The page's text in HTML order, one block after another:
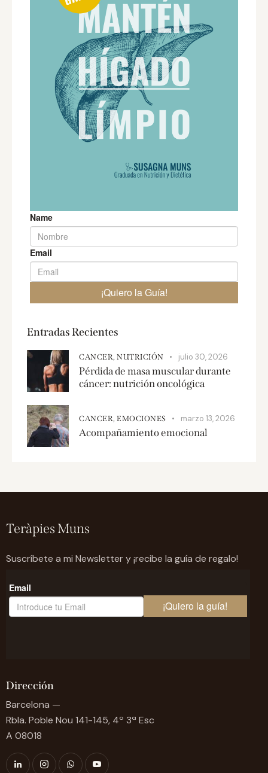
Entradas Recientes
CANCER, NUTRICIÓN julio 30, 2026
Pérdida de masa muscular durante
cáncer: nutrición oncológica
CANCER, EMOCIONES marzo 13, 2026
Acompañamiento emocional
Teràpies Muns
Suscríbete a mi Newsletter y ¡recibe la guía de regalo!
Dirección
Barcelona —
Rbla. Poble Nou 141-145, 4º 3ª Esc
A 08018